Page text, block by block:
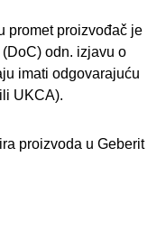
promet proizvođač je
odn. izjavu o
imati odgovarajuću
UKCA).
proizvoda u Geberit